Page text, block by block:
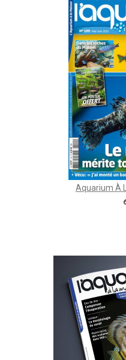
Aquarium À